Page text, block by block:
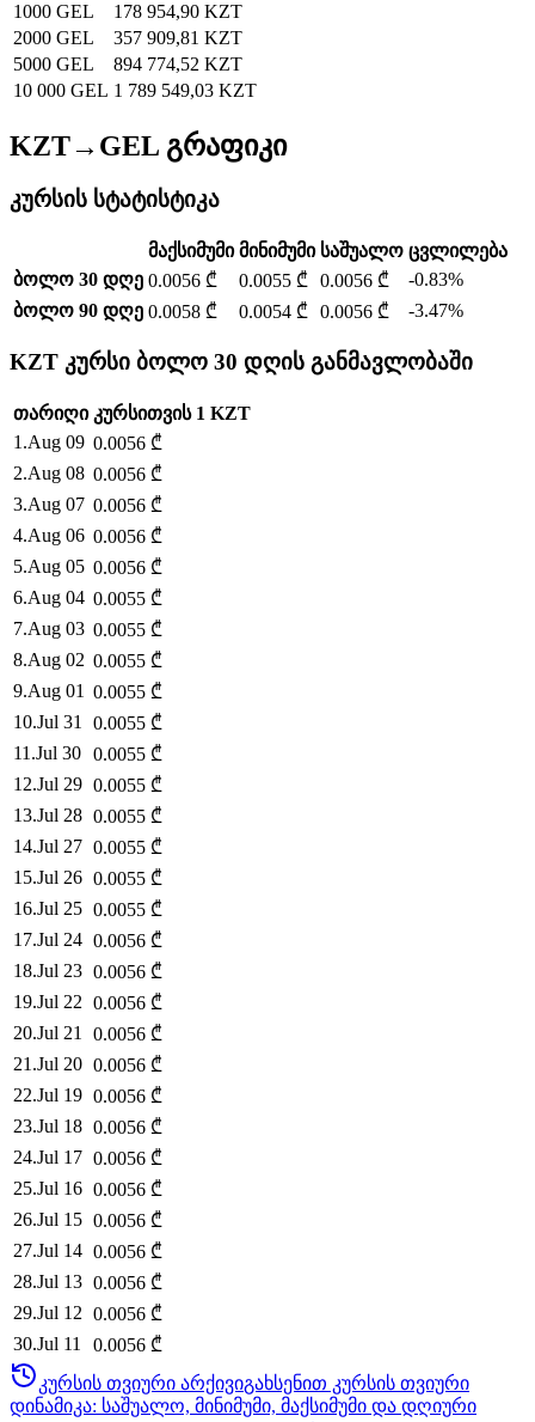
1000 GEL
178 954,90 KZT
2000 GEL
357 909,81 KZT
5000 GEL
894 774,52 KZT
10 000 GEL 1 789 549,03 KZT
KZT→GEL გრაფიკი
კურსის სტატისტიკა
მაქსიმუმი მინიმუმი საშუალო ცვლილება
ბოლო 30 დღე 0.0056 ₾ 0.0055 ₾ 0.0056 ₾
-0.83%
ბოლო 90 დღე 0.0058 ₾ 0.0054 ₾ 0.0056 ₾ -3.47%
KZT კურსი ბოლო 30 დღის განმავლობაში
თარიღი კურსითვის1 KZT
1 .Aug 09 0.0056 ₾
2.Aug 08 0.0056 ₾
3.Aug 07 0.0056 ₾
4.Aug 06 0.0056 ₾
5.Aug 05 0.0056 ₾
6.Aug 04 0.0055 ₾
7.Aug 03 0.0055 ₾
8.Aug 02 0.0055 ₾
9.Aug 01 0.0055 ₾
10.Jul 31 0.0055 ₾
11 .Jul 30 0.0055 ₾
12.Jul 29 0.0055 ₾
13.Jul 28 0.0055 ₾
14.Jul 27 0.0055 ₾
15.Jul 26 0.0055 ₾
16.Jul 25 0.0055 ₾
17.Jul 24 0.0056 ₾
18.Jul 23 0.0056 ₾
19.Jul 22 0.0056 ₾
20.Jul 21 0.0056 ₾
21 .Jul 20 0.0056 ₾
22.Jul 19 0.0056 ₾
23.Jul 18 0.0056 ₾
24.Jul 17 0.0056 ₾
25.Jul 16 0.0056 ₾
26.Jul 15 0.0056 ₾
27.Jul 14 0.0056 ₾
28.Jul 13 0.0056 ₾
29.Jul 12 0.0056 ₾
30.Jul 11 0.0056 ₾
კურსის თვიური არქივიგახსენით კურსის თვიური
დინამიკა: საშუალო, მინიმუმი, მაქსიმუმი და დღიური